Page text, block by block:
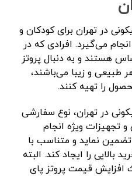
در تهران برای کودکان و
می‌گیرد. افرادی که در
هستند و به دنبال پروتز
طبیعی و زیبا می‌باشند،
را تهیه کنند.
در تهران، نوع سفارشی
و تجهیزات ویژه انجام
نماید و متناسب با
بالایی را ایجاد کند. البته
قیمت پروتز پای